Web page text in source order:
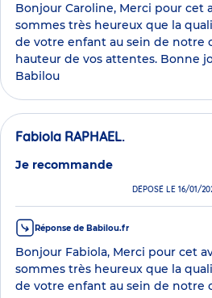
Bonjour Caroline, Merci pour cet
sommes très heureux que la
de votre enfant au sein de notre
hauteur de vos attentes. Bonne
Babilou
Fabiola RAPHAEL.
Je recommande
DÉPOSÉ LE 16/01/
Réponse de Babilou.fr
Bonjour Fabiola, Merci pour cet
sommes très heureux que la
de votre enfant au sein de notre